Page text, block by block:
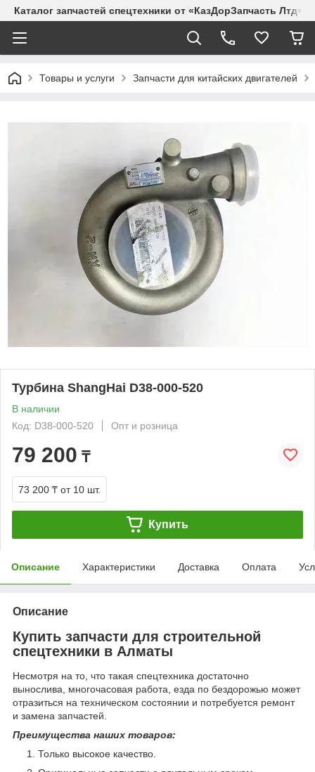
Каталог запчастей спецтехники от «КазДорЗапчасть Лтд»
Товары и услуги Запчасти для китайских двигателей
Турбина ShangHai D38-000-520
В наличии
Код: D38-000-520
Опт и розница
79 200 ₸
73 200 ₸ от 10 шт.
Купить
Описание Характеристики Доставка Оплата
Описание
Купить запчасти для строительной
спецтехники в Алматы
Несмотря на то, что такая спецтехника достаточно
вынослива, многочасовая работа, езда по бездорожью может
отразиться на техническом состоянии и потребуется ремонт
и замена запчастей.
Преимущества наших товаров:
Только высокое качество.